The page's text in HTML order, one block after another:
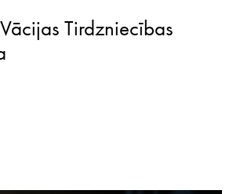
Tirdzniecības